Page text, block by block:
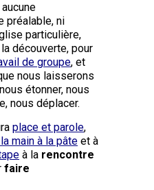
préalable, ni
particulière,
découverte, pour
de groupe, et
nous laisserons
étonner, nous
nous déplacer.
place et parole,
main à la pâte et à
à la rencontre
faire